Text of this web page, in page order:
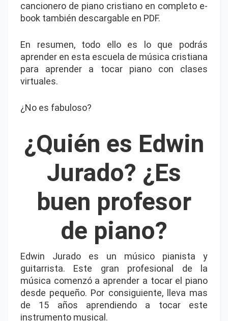
cancionero de piano cristiano en completo e-
book también descargable en PDF.
En resumen, todo ello es lo que podrás
aprender en esta escuela de música cristiana
para aprender a tocar piano con clases
virtuales.
¿No es fabuloso?
¿Quién es Edwin
Jurado? ¿Es
buen profesor
de piano?
Edwin Jurado es un músico pianista y
guitarrista. Este gran profesional de la
música comenzó a aprender a tocar el piano
desde pequeño. Por consiguiente, lleva mas
de 15 años aprendiendo a tocar este
instrumento musical.